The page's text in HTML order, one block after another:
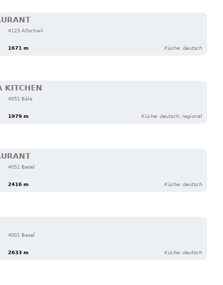
4123 Allschwil
1671 m Küche: deutsch
KITCHEN
4051 Bäle
1979 m Küche: deutsch, regional
4051 Basel
2416 m Küche: deutsch
4001 Basel
2633 m Küche: deutsch